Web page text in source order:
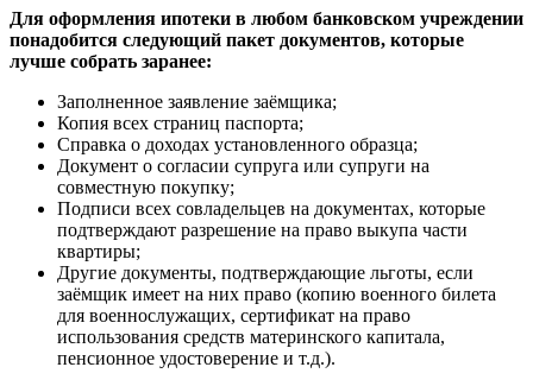
Для оформления ипотеки в любом банковском учреждении
понадобится следующий пакет документов, которые
лучше собрать заранее:
Заполненное заявление заёмщика;
Копия всех страниц паспорта;
Справка о доходах установленного образца;
Документ о согласии супруга или супруги на
совместную покупку;
Подписи всех совладельцев на документах, которые
подтверждают разрешение на право выкупа части
квартиры;
Другие документы, подтверждающие льготы, если
заёмщик имеет на них право (копию военного билета
для военнослужащих, сертификат на право
использования средств материнского капитала,
пенсионное удостоверение и т.д.).